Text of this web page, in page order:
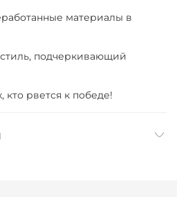
материалы в
подчеркивающий
кто рвется к победе!